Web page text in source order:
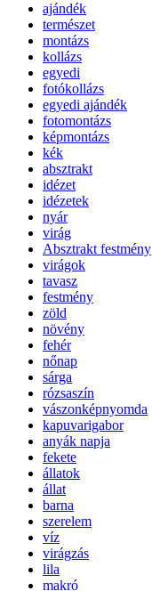
ajándék
természet
montázs
kollázs
egyedi
fotókollázs
egyedi ajándék
fotomontázs
képmontázs
kék
absztrakt
idézet
idézetek
nyár
virág
Absztrakt festmény
virágok
tavasz
festmény
zöld
növény
fehér
nőnap
sárga
rózsaszín
vászonképnyomda
kapuvarigabor
anyák napja
fekete
állatok
állat
barna
szerelem
víz
virágzás
lila
makró